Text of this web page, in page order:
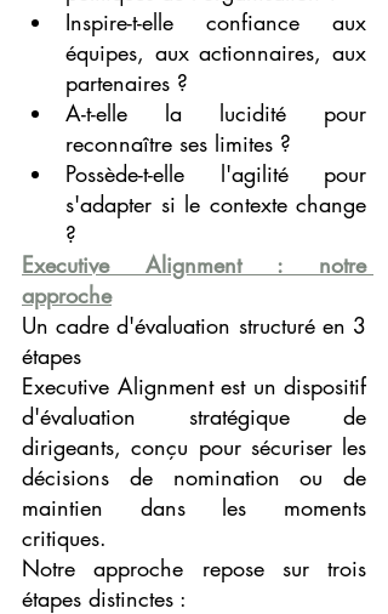
Inspire-t-elle confiance aux
équipes, aux actionnaires, aux
partenaires ?
A-t-elle la lucidité pour
reconnaître ses limites ?
Possède-t-elle l'agilité pour
s'adapter si le contexte change
?
Executive Alignment : notre
approche
Un cadre d'évaluation structuré en 3
étapes
Executive Alignment est un dispositif
d'évaluation stratégique de
dirigeants, conçu pour sécuriser les
décisions de nomination ou de
maintien dans les moments
critiques.
Notre approche repose sur trois
étapes distinctes :